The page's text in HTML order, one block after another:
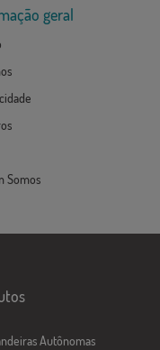
geral
Somos
Autônomas